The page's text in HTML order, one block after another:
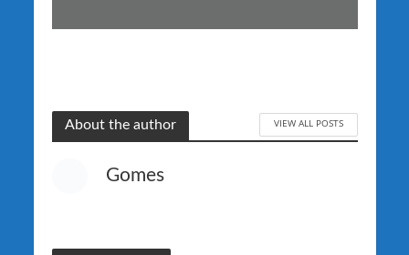
About the author VIEW ALL POSTS
Gomes